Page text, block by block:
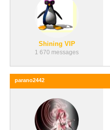
Shining VIP
1 670 messages
parano2442